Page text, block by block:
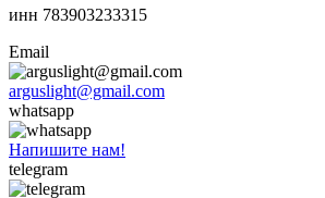
инн 783903233315
Email
arguslight@gmail.com
whatsapp
Напишите нам!
telegram